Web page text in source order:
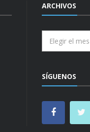
ARCHIVOS
SÍGUENOS